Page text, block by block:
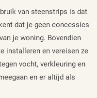
van steenstrips is dat
dat je geen concessies
je woning. Bovendien
installeren en vereisen ze
vocht, verkleuring en
en er altijd als